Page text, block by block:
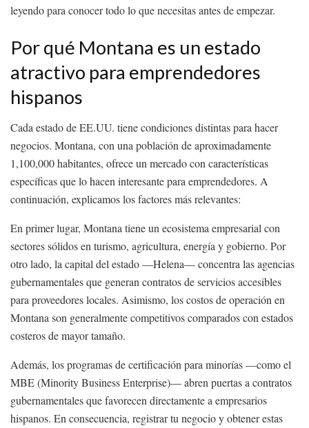
leyendo para conocer todo lo que necesitas antes de empezar.
Por qué Montana es un estado
atractivo para emprendedores
hispanos
Cada estado de EE.UU. tiene condiciones distintas para hacer
negocios. Montana, con una población de aproximadamente
1,100,000 habitantes, ofrece un mercado con características
específicas que lo hacen interesante para emprendedores. A
continuación, explicamos los factores más relevantes:
En primer lugar, Montana tiene un ecosistema empresarial con
sectores sólidos en turismo, agricultura, energía y gobierno. Por
otro lado, la capital del estado —Helena— concentra las agencias
gubernamentales que generan contratos de servicios accesibles
para proveedores locales. Asimismo, los costos de operación en
Montana son generalmente competitivos comparados con estados
costeros de mayor tamaño.
Además, los programas de certificación para minorías —como el
MBE (Minority Business Enterprise)— abren puertas a contratos
gubernamentales que favorecen directamente a empresarios
hispanos. En consecuencia, registrar tu negocio y obtener estas